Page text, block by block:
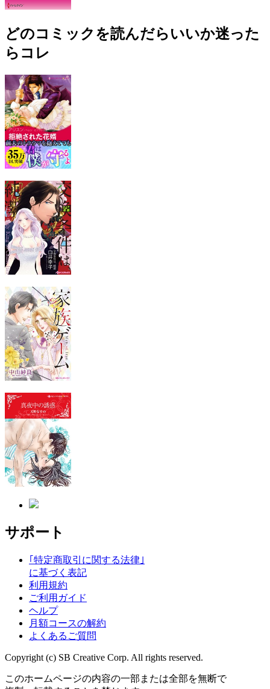
どのコミックを読んだらいいか迷った
らコレ
サポート
｢特定商取引に関する法律｣
に基づく表記
利用規約
ご利用ガイド
ヘルプ
月額コースの解約
よくあるご質問
Copyright (c) SB Creative Corp. All rights reserved.
このホームページの内容の一部または全部を無断で